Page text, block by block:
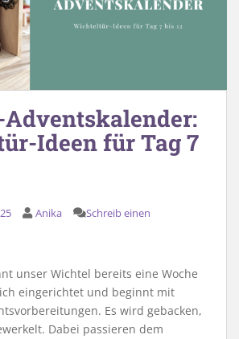
Ideen für Tag 7
Anika
Schreib einen
unser Wichtel bereits eine Woche
eingerichtet und beginnt mit
Es wird gebacken,
Dabei passieren dem